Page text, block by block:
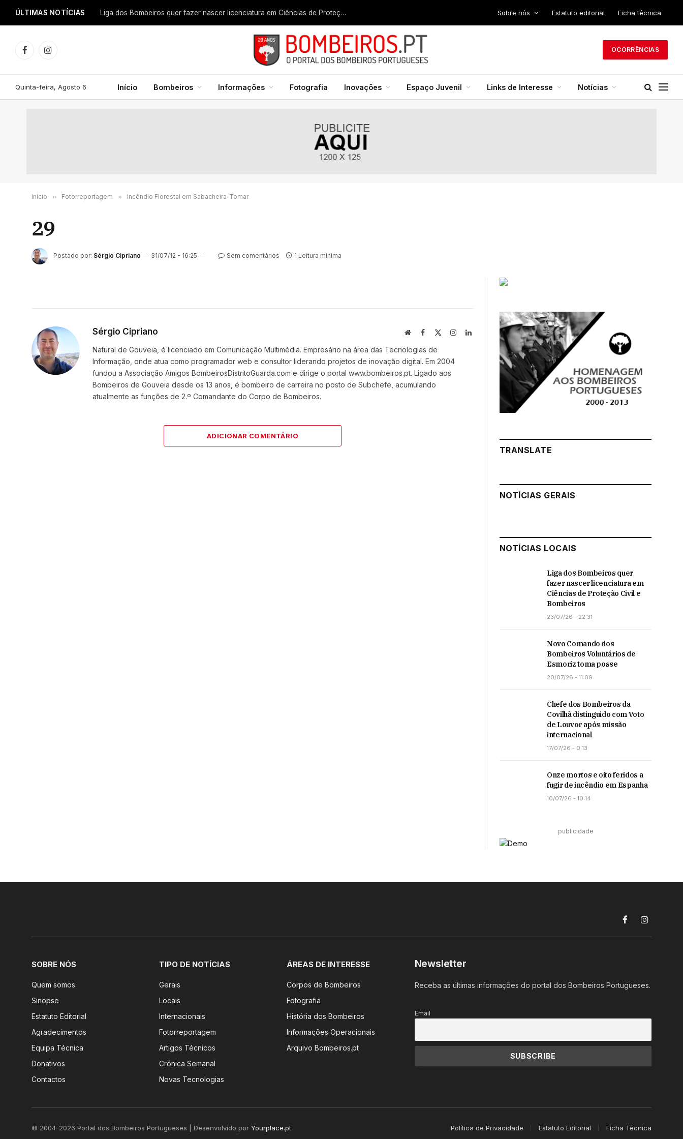
ÚLTIMAS NOTÍCIAS Liga dos Bombeiros quer fazer nascer licenciatura em Ciências de Proteção Civil e Bombeiros Sobre nós Estatuto editorial Ficha técnica
FacebookInstagram
OCORRÊNCIAS
Quinta-feira, Agosto 6 Início Bombeiros Informações Fotografia Inovações Espaço Juvenil Links de Interesse Notícias
Início » Fotorreportagem » Incêndio Florestal em Sabacheira-Tomar
29
Postado por: Sérgio Cipriano 31/07/12 - 16:25 Sem comentários 1 Leitura mínima
Sérgio Cipriano WebsiteFacebook InstagramLinkedIn
Natural de Gouveia, é licenciado em Comunicação Multimédia. Empresário na área das Tecnologias de
Informação, onde atua como programador web e consultor liderando projetos de inovação digital. Em 2004
fundou a Associação Amigos BombeirosDistritoGuarda.com e dirige o portal www.bombeiros.pt. Ligado aos
Bombeiros de Gouveia desde os 13 anos, é bombeiro de carreira no posto de Subchefe, acumulando
atualmente as funções de 2.º Comandante do Corpo de Bombeiros.
ADICIONAR COMENTÁRIO
TRANSLATE
NOTÍCIAS GERAIS
NOTÍCIAS LOCAIS
Liga dos Bombeiros quer
fazer nascer licenciatura em
Ciências de Proteção Civil e
Bombeiros
23/07/26 - 22:31
Novo Comando dos
Bombeiros Voluntários de
Esmoriz toma posse
20/07/26 - 11:09
Chefe dos Bombeiros da
Covilhã distinguido com Voto
de Louvor após missão
internacional
17/07/26 - 0:13
Onze mortos e oito feridos a
fugir de incêndio em Espanha
10/07/26 - 10:14
publicidade
FacebookInstagram
SOBRE NÓS
Quem somos
Sinopse
Estatuto Editorial
Agradecimentos
Equipa Técnica
Donativos
Contactos
TIPO DE NOTÍCIAS
Gerais
Locais
Internacionais
Fotorreportagem
Artigos Técnicos
Crónica Semanal
Novas Tecnologias
ÁREAS DE INTERESSE
Corpos de Bombeiros
Fotografia
História dos Bombeiros
Informações Operacionais
Arquivo Bombeiros.pt
Newsletter
Receba as últimas informações do portal dos Bombeiros Portugueses.
Email
© 2004-2026 Portal dos Bombeiros Portugueses | Desenvolvido por Yourplace.pt. Política de Privacidade Estatuto Editorial Ficha Técnica